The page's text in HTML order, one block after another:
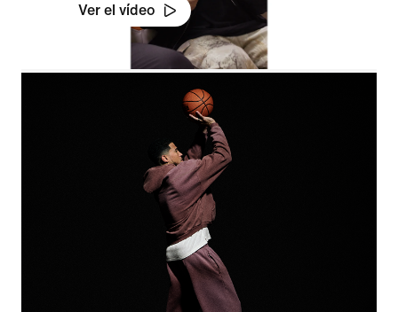
Ver el vídeo